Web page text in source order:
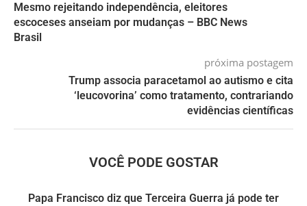
Mesmo rejeitando independência, eleitores
escoceses anseiam por mudanças – BBC News
Brasil
próxima postagem
Trump associa paracetamol ao autismo e cita
‘leucovorina’ como tratamento, contrariando
evidências científicas
VOCÊ PODE GOSTAR
Papa Francisco diz que Terceira Guerra já pode ter